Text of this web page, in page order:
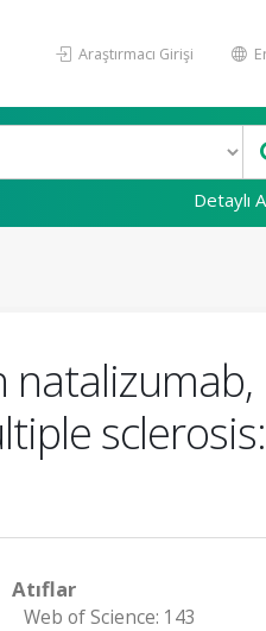
Araştırmacı Girişi
Detaylı
Atıflar
Web of Science: 143